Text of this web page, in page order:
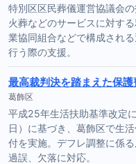
特別区区民葬儀運営協議会
火葬などのサービスに対す
業協同組合などで構成され
行う際の支援。
最高裁判決を踏まえた保
葛飾区
平成25年生活扶助基準改定
日）に基づき、葛飾区で生
付を実施。デフレ調整に係
過誤、欠落に対応。